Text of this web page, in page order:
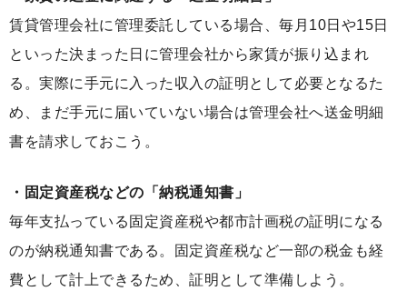
賃貸管理会社に管理委託している場合、毎月10日や15日
といった決まった日に管理会社から家賃が振り込まれ
る。実際に手元に入った収入の証明として必要となるた
め、まだ手元に届いていない場合は管理会社へ送金明細
書を請求しておこう。
・固定資産税などの「納税通知書」
毎年支払っている固定資産税や都市計画税の証明になる
のが納税通知書である。固定資産税など一部の税金も経
費として計上できるため、証明として準備しよう。